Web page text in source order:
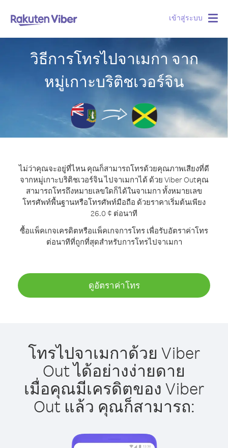
เข้าสู่ระบบ
วิธีการโทรไปจาเมกา จาก
หมู่เกาะบริติชเวอร์จิน
ไม่ว่าคุณจะอยู่ที่ไหน คุณก็สามารถโทรด้วยคุณภาพเสียงที่ดี
จากหมู่เกาะบริติชเวอร์จิน ไปจาเมกาได้ ด้วย Viber Outคุณ
สามารถโทรถึงหมายเลขใดก็ได้ในจาเมกา ทั้งหมายเลข
โทรศัพท์พื้นฐานหรือโทรศัพท์มือถือ ด้วยราคาเริ่มต้นเพียง
26.0 ¢ ต่อนาที
ซื้อแพ็คเกจเครดิตหรือแพ็คเกจการโทร เพื่อรับอัตราค่าโทร
ต่อนาทีที่ถูกที่สุดสำหรับการโทรไปจาเมกา
ดูอัตราค่าโทร
โทรไปจาเมกาด้วย Viber
Out ได้อย่างง่ายดาย
เมื่อคุณมีเครดิตของ Viber
Out แล้ว คุณก็สามารถ: